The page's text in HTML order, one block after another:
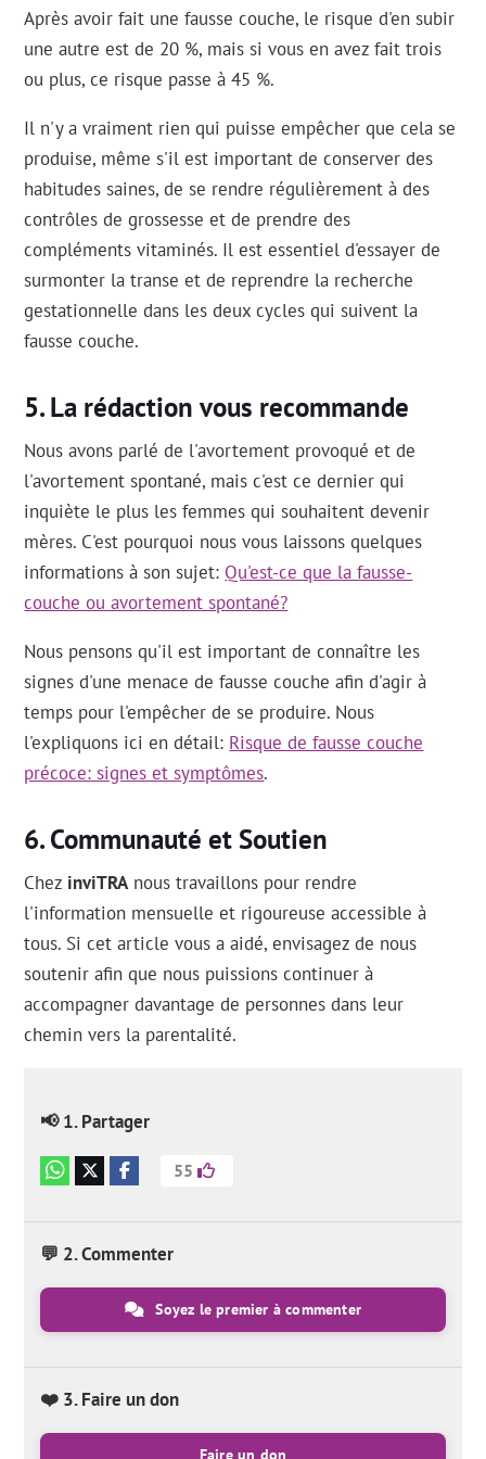
Après avoir fait une fausse couche, le risque d'en subir
une autre est de 20 %, mais si vous en avez fait trois
ou plus, ce risque passe à 45 %.
Il n'y a vraiment rien qui puisse empêcher que cela se
produise, même s'il est important de conserver des
habitudes saines, de se rendre régulièrement à des
contrôles de grossesse et de prendre des
compléments vitaminés. Il est essentiel d'essayer de
surmonter la transe et de reprendre la recherche
gestationnelle dans les deux cycles qui suivent la
fausse couche.
La rédaction vous recommande
Nous avons parlé de l'avortement provoqué et de
l'avortement spontané, mais c'est ce dernier qui
inquiète le plus les femmes qui souhaitent devenir
mères. C'est pourquoi nous vous laissons quelques
informations à son sujet: Qu'est-ce que la fausse-
couche ou avortement spontané?
Nous pensons qu'il est important de connaître les
signes d'une menace de fausse couche afin d'agir à
temps pour l'empêcher de se produire. Nous
l'expliquons ici en détail: Risque de fausse couche
précoce: signes et symptômes.
Communauté et Soutien
Chez inviTRA nous travaillons pour rendre
l'information mensuelle et rigoureuse accessible à
tous. Si cet article vous a aidé, envisagez de nous
soutenir afin que nous puissions continuer à
accompagner davantage de personnes dans leur
chemin vers la parentalité.
📢 1. Partager
55
💬 2. Commenter
Soyez le premier à commenter
❤️ 3. Faire un don
Faire un don